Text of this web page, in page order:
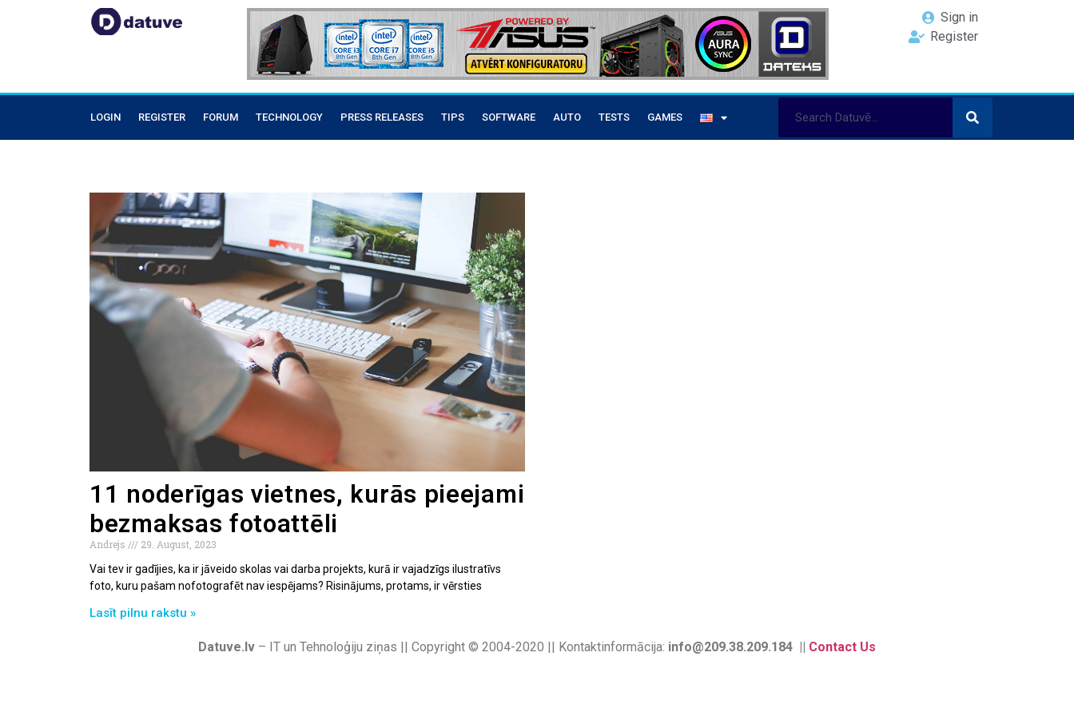
Sign in
Register
LOGIN REGISTER FORUM TECHNOLOGY PRESS RELEASES TIPS SOFTWARE AUTO TESTS GAMES
11 noderīgas vietnes, kurās pieejami
bezmaksas fotoattēli
Andrejs
29. August, 2023
Vai tev ir gadījies, ka ir jāveido skolas vai darba projekts, kurā ir vajadzīgs ilustratīvs
foto, kuru pašam nofotografēt nav iespējams? Risinājums, protams, ir vērsties
Lasīt pilnu rakstu »
Datuve.lv – IT un Tehnoloģiju ziņas || Copyright © 2004-2020 || Kontaktinformācija: info@209.38.209.184 || Contact Us